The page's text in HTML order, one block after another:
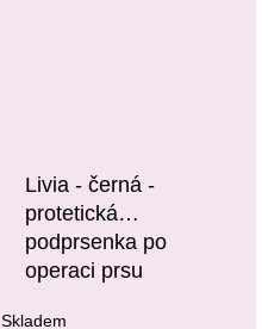
Livia - černá -
protetická
podprsenka po
operaci prsu
Skladem